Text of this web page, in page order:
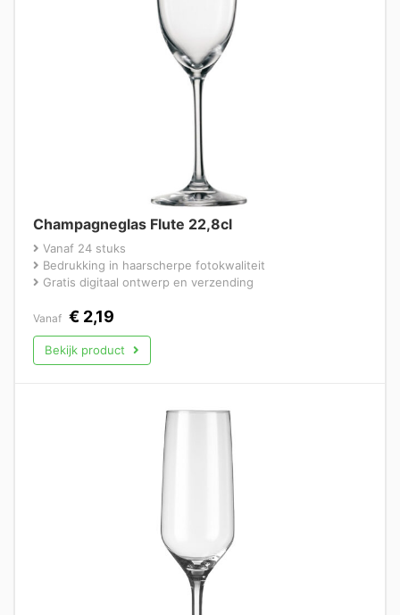
Champagneglas Flute 22,8cl
Vanaf 24 stuks
Bedrukking in haarscherpe fotokwaliteit
Gratis digitaal ontwerp en verzending
Vanaf € 2,19
Bekijk product